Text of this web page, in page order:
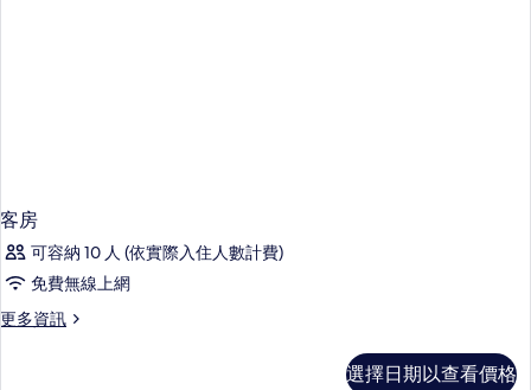
客房
可容納 10 人 (依實際入住人數計費)
免費無線上網
更多資訊
更
選擇日期以查看價格